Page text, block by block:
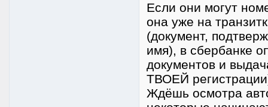
Если они могут
она уже на
(документ,
имя), в сбербанке
документов и
ТВОЕЙ
Ждёшь осмотра